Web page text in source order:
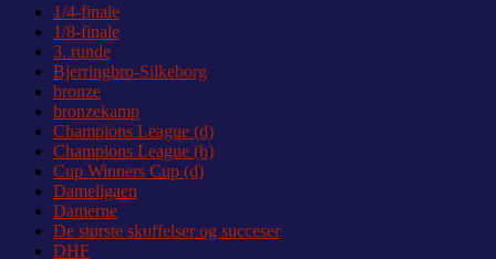
1/4-finale
1/8-finale
3. runde
Bjerringbro-Silkeborg
bronze
bronzekamp
Champions League (d)
Champions League (h)
Cup Winners Cup (d)
Dameligaen
Damerne
De største skuffelser og succeser
DHF